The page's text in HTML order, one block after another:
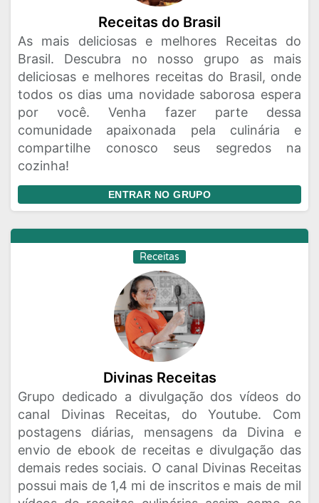
Receitas do Brasil
As mais deliciosas e melhores Receitas do
Brasil. Descubra no nosso grupo as mais
deliciosas e melhores receitas do Brasil, onde
todos os dias uma novidade saborosa espera
por você. Venha fazer parte dessa
comunidade apaixonada pela culinária e
compartilhe conosco seus segredos na
cozinha!
ENTRAR NO GRUPO
Receitas
Divinas Receitas
Grupo dedicado a divulgação dos vídeos do
canal Divinas Receitas, do Youtube. Com
postagens diárias, mensagens da Divina e
envio de ebook de receitas e divulgação das
demais redes sociais. O canal Divinas Receitas
possui mais de 1,4 mi de inscritos e mais de mil